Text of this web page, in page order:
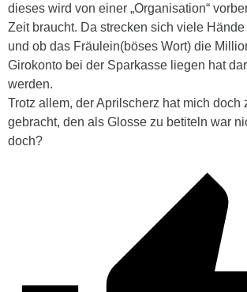
dieses wird von einer „Organisation“
Zeit braucht. Da strecken sich viele
und ob das Fräulein(böses Wort) die
Girokonto bei der Sparkasse liegen hat
werden.
Trotz allem, der Aprilscherz hat mich doch
gebracht, den als Glosse zu betiteln war
doch?